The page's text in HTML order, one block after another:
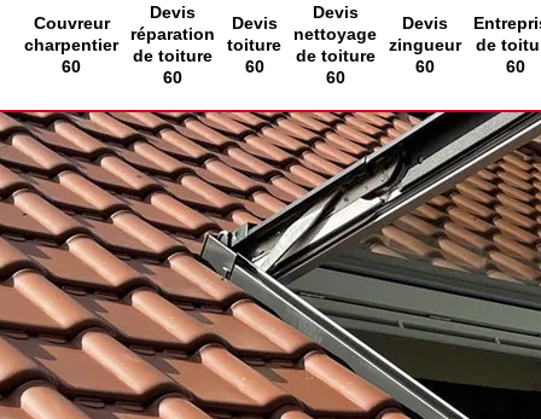
Couvreur
charpentier
60
Devis
réparation
de toiture
60
Devis
toiture
60
Devis
nettoyage
de toiture
60
Devis
zingueur
60
de
60